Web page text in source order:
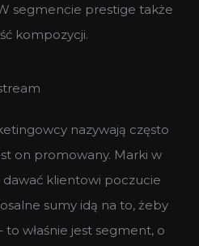
segmencie prestige także
kompozycji.
nazywają często
on promowany. Marki w
klientowi poczucie
sumy idą na to, żeby
właśnie jest segment, o